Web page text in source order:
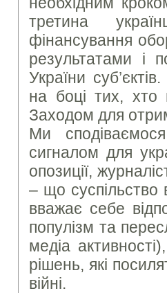
третина
фінансування
результатами і
України
на боці тих, хто
Заходом для
Ми
сигналом для
опозиції,
– що суспільство
вважає себе
популізм та
медіа
рішень, які
війні.